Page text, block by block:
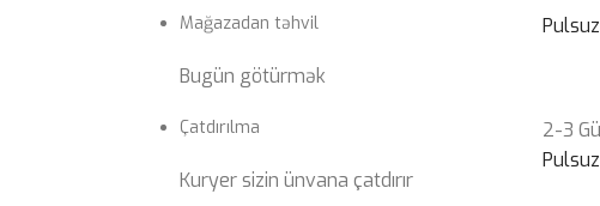
Mağazadan təhvil
Bugün götürmək
Pulsuz
Çatdırılma
Kuryer sizin ünvana çatdırır
2-3
Pulsuz